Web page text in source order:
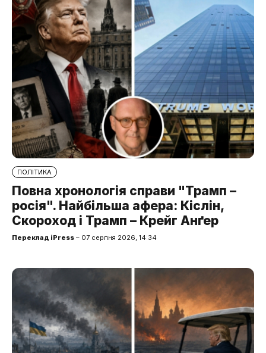
ПОЛІТИКА
Повна хронологія справи "Трамп –
росія". Найбільша афера: Кіслін,
Скороход і Трамп – Крейг Анґер
Переклад iPress – 07 серпня 2026, 14:34